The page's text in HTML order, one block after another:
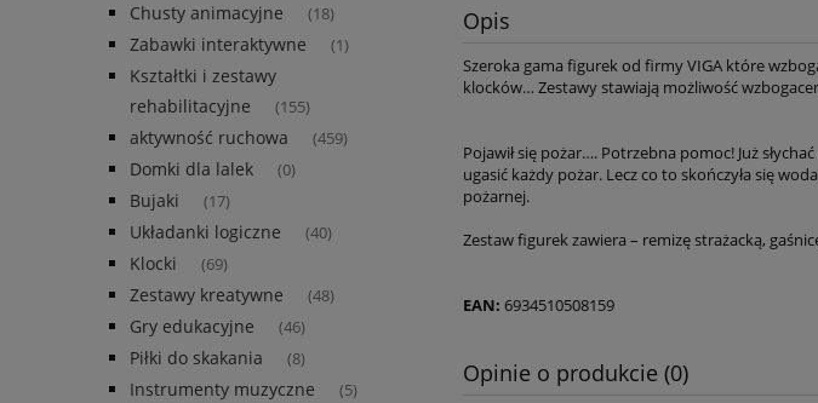
Chusty animacyjne (18)
Zabawki interaktywne (1)
Kształtki i zestawy
rehabilitacyjne
(155)
aktywność ruchowa (459)
Domki dla lalek (0)
Bujaki (17)
Układanki logiczne (40)
Klocki (69)
Zestawy kreatywne (48)
Gry edukacyjne (46)
Piłki do skakania (8)
Instrumenty muzyczne (5)
Opis
Szeroka gama figurek od firmy VIGA które
klocków… Zestawy stawiają możliwość
Pojawił się pożar…. Potrzebna pomoc! Już
ugasić każdy pożar. Lecz co to skończyła się
pożarnej.
Zestaw figurek zawiera – remizę strażacką,
EAN: 6934510508159
Opinie o produkcie (0)